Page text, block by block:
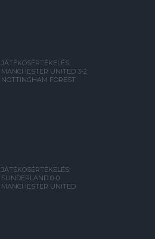
JÁTÉKOSÉRTÉKELÉS:
MANCHESTER UNITED 3-2
NOTTINGHAM FOREST
JÁTÉKOSÉRTÉKELÉS:
SUNDERLAND 0-0
MANCHESTER UNITED